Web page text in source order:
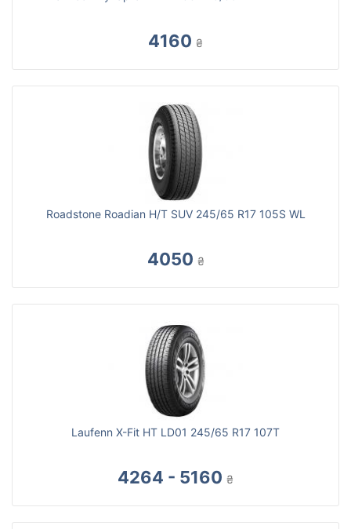
4160 ₴
Roadstone Roadian H/T SUV 245/65 R17 105S WL
4050 ₴
Laufenn X-Fit HT LD01 245/65 R17 107T
4264 - 5160 ₴